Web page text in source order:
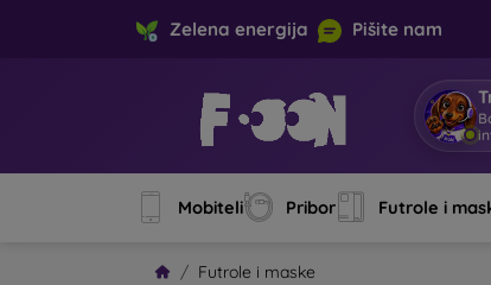
Zelena energija Pišite nam
Mobiteli Pribor Futrole i
Futrole i maske